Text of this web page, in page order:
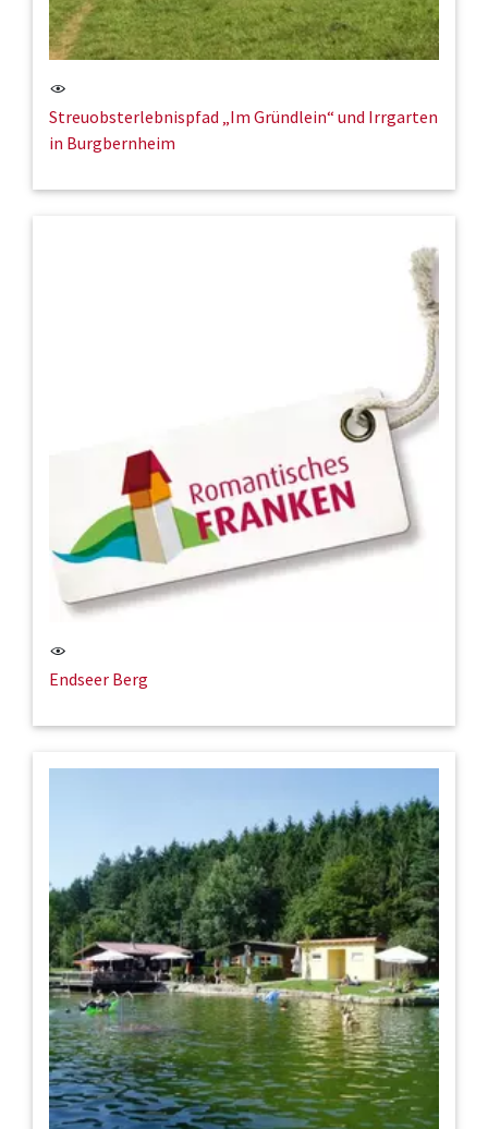
Streuobsterlebnispfad „Im Gründlein“ und Irrgarten
in Burgbernheim
Endseer Berg